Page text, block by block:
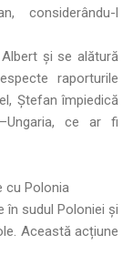
considerându-l
și se alătură
raporturile
Ștefan împiedică
ce ar fi
cu Polonia
în sudul Poloniei și
Această acțiune